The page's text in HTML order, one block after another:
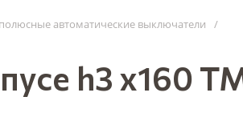
автоматические выключатели
/
h3 x160